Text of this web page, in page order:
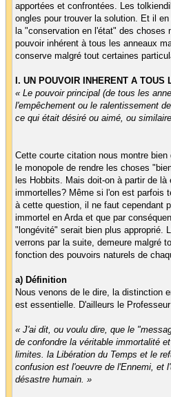
apportées et confrontées. Les
ongles pour trouver la solution. Et il
la "conservation en l'état" des choses
pouvoir inhérent à tous les anneaux
conserve malgré tout certaines
I. UN POUVOIR INHERENT A TOUS
« Le pouvoir principal (de tous les
l'empêchement ou le ralentissement
ce qui était désiré ou aimé, ou
Cette courte citation nous montre bien
le monopole de rendre les choses
les Hobbits. Mais doit-on à partir de
immortelles? Même si l'on est parfois
à cette question, il ne faut cependant
immortel en Arda et que par
"longévité" serait bien plus approprié.
verrons par la suite, demeure malgré
fonction des pouvoirs naturels de
a) Définition
Nous venons de le dire, la distinction
est essentielle. D'ailleurs le
« J'ai dit, ou voulu dire, que le
de confondre la véritable immortalité
limites. la Libération du Temps et le
confusion est l'oeuvre de l'Ennemi, et
désastre humain. »